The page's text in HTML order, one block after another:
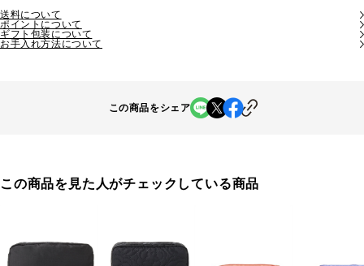
送料について
ポイントについて
ギフト包装について
お手入れ方法について
この商品をシェア
この商品を見た人がチェックしている商品